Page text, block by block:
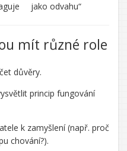
jako odvahu“
mít různé role
důvěry.
princip fungování
k zamyšlení (např. proč
chování?).